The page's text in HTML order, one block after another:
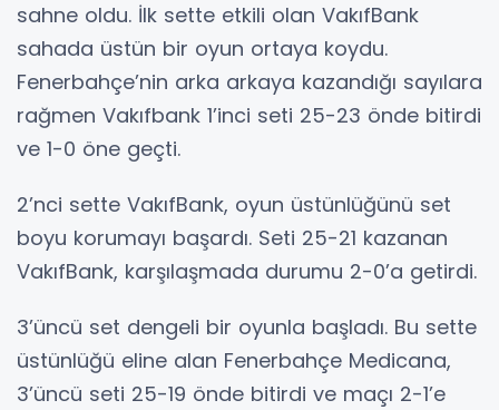
sahne oldu. İlk sette etkili olan VakıfBank
sahada üstün bir oyun ortaya koydu.
Fenerbahçe’nin arka arkaya kazandığı sayılara
rağmen Vakıfbank 1’inci seti 25-23 önde bitirdi
ve 1-0 öne geçti.
2’nci sette VakıfBank, oyun üstünlüğünü set
boyu korumayı başardı. Seti 25-21 kazanan
VakıfBank, karşılaşmada durumu 2-0’a getirdi.
3’üncü set dengeli bir oyunla başladı. Bu sette
üstünlüğü eline alan Fenerbahçe Medicana,
3’üncü seti 25-19 önde bitirdi ve maçı 2-1’e